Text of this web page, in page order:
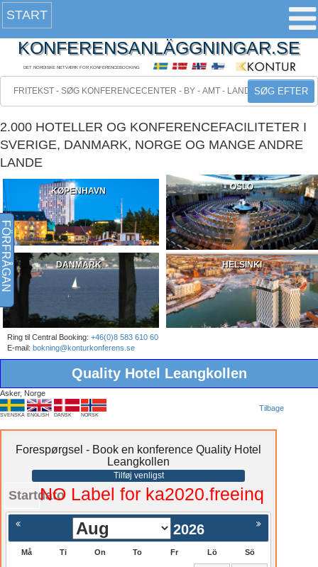
START
KONFERENSANLÄGGNINGAR.SE
DET NORDISKE NETVÆRK FOR KONFERENCEBOOKING
SØG EFTER
2.000 HOTELLER OG KONFERENCEFACILITETER I
SVERIGE, DANMARK, NORGE OG MANGE ANDRE
LANDE
KØPENHAVN OSLO
DANMARK HELSINKI
Ring til Central Booking: +46(0)8 583 610 60
E-mail: bokning@konturkonferens.se
Quality Hotel Leangkollen
Asker, Norge
SVENSKA ENGLISH DANSK NORSK
Tilbage
FÖRFRÅGAN
Forespørgsel - Book en konference Quality Hotel
Leangkollen
Tilføj venligst
StartdatoNO Label for ka2020.freeinq
2026
Må Ti On To Fr Lö Sö